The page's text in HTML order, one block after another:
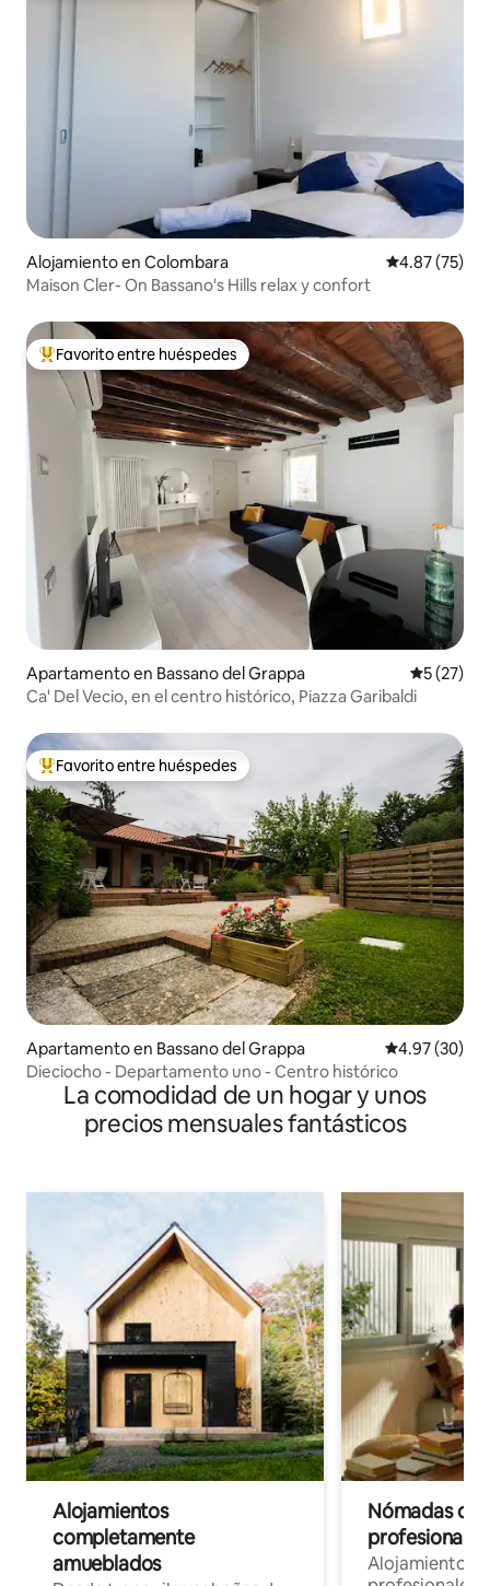
Alojamiento en Colombara Calificación
4.87 (75)
Maison Cler- On Bassano's Hills relax y confort
Favorito entre huéspedes preferido
Favorito entre huéspedes
Apartamento en Bassano del Grappa
5 (27)
Ca' Del Vecio, en el centro histórico, Piazza Garibaldi
Favorito entre huéspedes preferido
Favorito entre huéspedes
Apartamento en Bassano del Grappa Calificación
4.97 (30)
Dieciocho - Departamento uno - Centro histórico
La comodidad de un hogar y unos
precios mensuales fantásticos
Alojamientos
completamente
amueblados
Nómadas
Alojamientos